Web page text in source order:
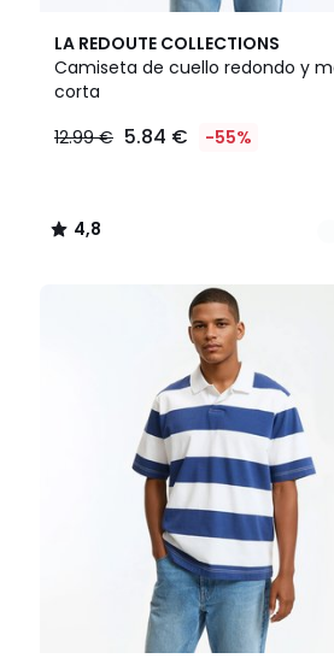
LA REDOUTE COLLECTIONS
Camiseta de cuello redondo y
corta
€
12.99
12.99 € 5.84 € -55%
4,8
/ 5
11
Colores
4,8
/